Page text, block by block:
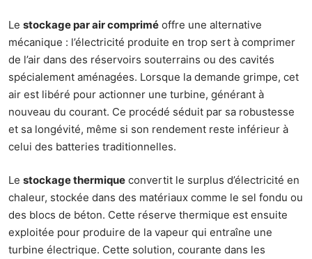
Le stockage par air comprimé offre une alternative
mécanique : l’électricité produite en trop sert à comprimer
de l’air dans des réservoirs souterrains ou des cavités
spécialement aménagées. Lorsque la demande grimpe, cet
air est libéré pour actionner une turbine, générant à
nouveau du courant. Ce procédé séduit par sa robustesse
et sa longévité, même si son rendement reste inférieur à
celui des batteries traditionnelles.
Le stockage thermique convertit le surplus d’électricité en
chaleur, stockée dans des matériaux comme le sel fondu ou
des blocs de béton. Cette réserve thermique est ensuite
exploitée pour produire de la vapeur qui entraîne une
turbine électrique. Cette solution, courante dans les